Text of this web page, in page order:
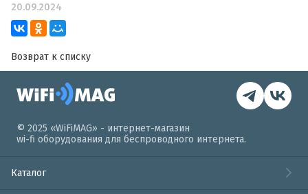
20.09.2024
Возврат к списку
© 2025 «WiFiMAG» - интернет-магазин
wi-fi оборудования для беспроводного интернета.
Каталог